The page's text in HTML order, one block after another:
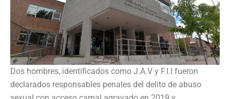
Dos hombres, identificados como J.A.V y F.I.I fueron
declarados responsables penales del delito de abuso